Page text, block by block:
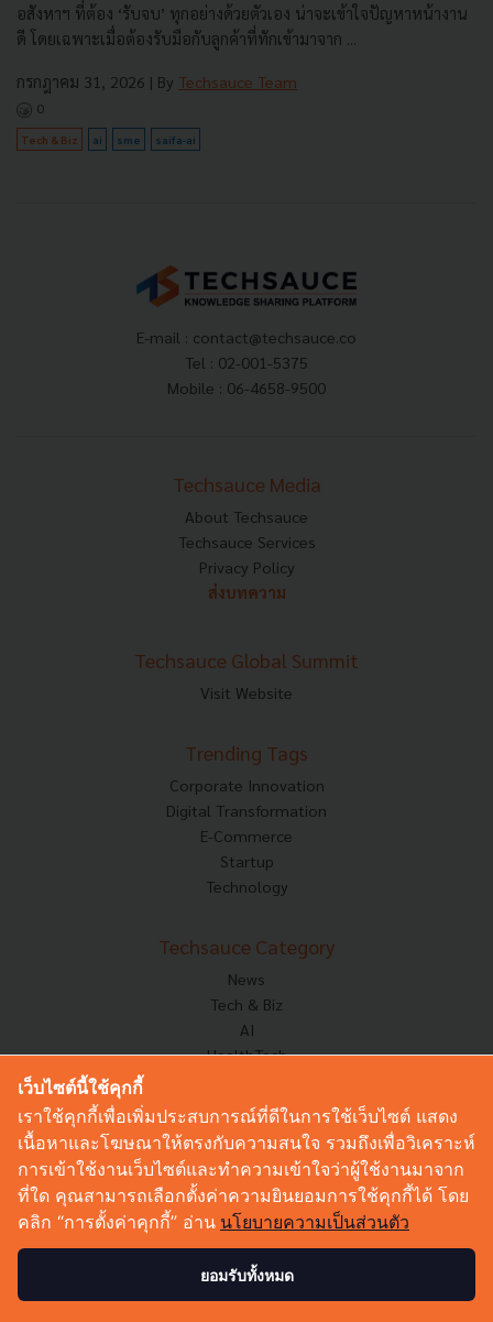
อสังหาฯ ที่ต้อง ‘รับจบ’ ทุกอย่างด้วยตัวเอง น่าจะเข้าใจปัญหาหน้างาน
ดี โดยเฉพาะเมื่อต้องรับมือกับลูกค้าที่ทักเข้ามาจาก ...
กรกฎาคม 31, 2026 | By Techsauce Team
0
Tech & Biz ai sme saifa-ai
E-mail : contact@techsauce.co
Tel : 02-001-5375
Mobile : 06-4658-9500
Techsauce Media
About Techsauce
Techsauce Services
Privacy Policy
ส่งบทความ
Techsauce Global Summit
Visit Website
Trending Tags
Corporate Innovation
Digital Transformation
E-Commerce
Startup
Technology
Techsauce Category
News
Tech & Biz
AI
HealthTech
Corp Innov
Saucy Thoughts
Based On
Sustainable
Videos
Podcast
เว็บไซต์นี้ใช้คุกกี้
เราใช้คุกกี้เพื่อเพิ่มประสบการณ์ที่ดีในการใช้เว็บไซต์ แสดง
เนื้อหาและโฆษณาให้ตรงกับความสนใจ รวมถึงเพื่อวิเคราะห์
การเข้าใช้งานเว็บไซต์และทำความเข้าใจว่าผู้ใช้งานมาจาก
ที่ใด คุณสามารถเลือกตั้งค่าความยินยอมการใช้คุกกี้ได้ โดย
คลิก “การตั้งค่าคุกกี้” อ่าน นโยบายความเป็นส่วนตัว
ยอมรับทั้งหมด